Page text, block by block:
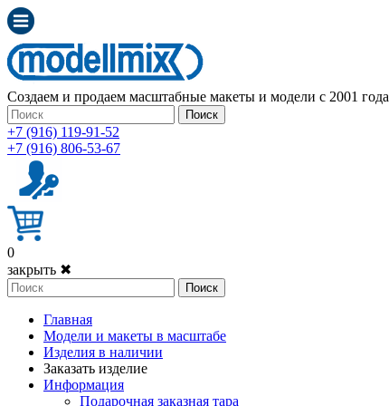
Создаем и продаем масштабные макеты и модели с 2001 года
Поиск
+7 (916) 119-91-52
+7 (916) 806-53-67
0
закрыть ✖
Поиск
Главная
Модели и макеты в масштабе
Изделия в наличии
Заказать изделие
Информация
Подарочная заказная тара